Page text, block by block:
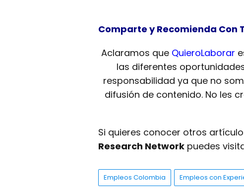
Comparte y Recomienda Con
Aclaramos que QuieroLaborar
las diferentes
responsabilidad ya que no
difusión de contenido. No les
Si quieres conocer otros
Research Network puedes
Empleos Colombia Empleos con